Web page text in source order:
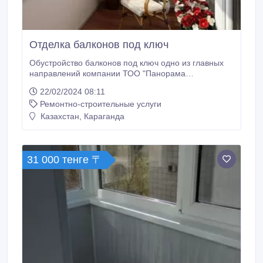
Отделка балконов под ключ
Обустройство балконов под ключ одно из главных
направлений компании ТОО "Панорама
отделке балконов и лоджий мы выполним на
высоком уровне и в самые короткие сроки. Особое
внимание уделяем предварительной консультации,
22/02/2024 08:11
Ремонтно-строительные услуги
Казахстан, Караганда
31 000 тенге 〒